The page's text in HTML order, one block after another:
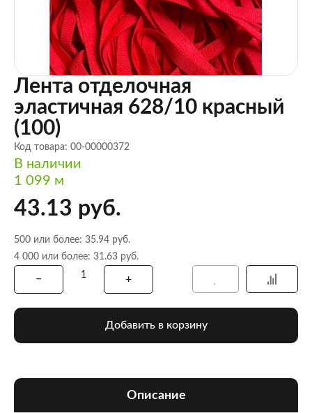
Лента отделочная
эластичная 628/10 красный
(100)
Код товара: 00-00000372
В наличии
1 099 м
43.13 руб.
500 или более: 35.94 руб.
4 000 или более: 31.63 руб.
Добавить в корзину
Описание